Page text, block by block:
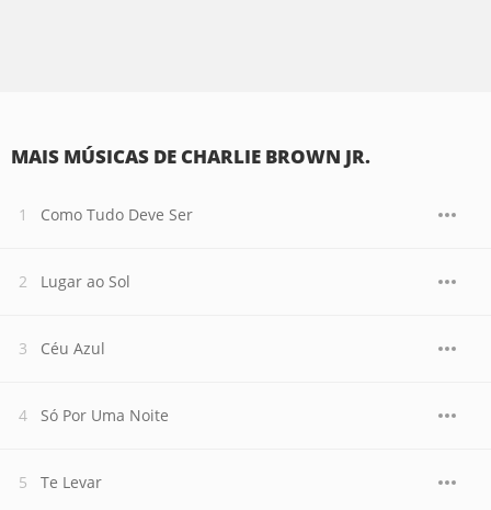
MAIS MÚSICAS DE CHARLIE BROWN JR.
Como Tudo Deve Ser
Lugar ao Sol
Céu Azul
Só Por Uma Noite
Te Levar